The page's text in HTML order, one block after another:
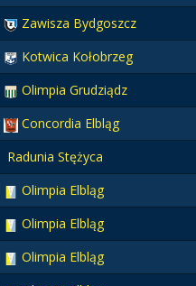
Zawisza Bydgoszcz
Kotwica Kołobrzeg
Olimpia Grudziądz
Concordia Elbląg
Radunia Stężyca
Olimpia Elbląg
Olimpia Elbląg
Olimpia Elbląg